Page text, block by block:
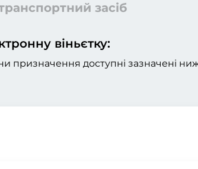
засіб
віньєтку:
призначення доступні зазначені